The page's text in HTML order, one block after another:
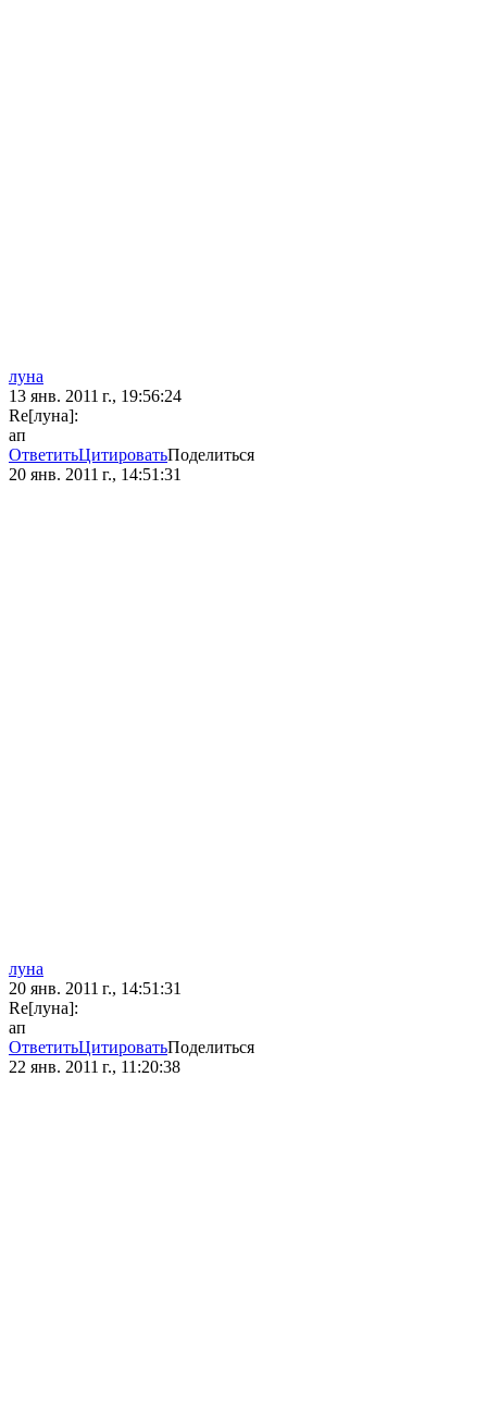
луна
13 янв. 2011 г., 19:56:24
Re[луна]:
ап
ОтветитьЦитироватьПоделиться
20 янв. 2011 г., 14:51:31
луна
20 янв. 2011 г., 14:51:31
Re[луна]:
ап
ОтветитьЦитироватьПоделиться
22 янв. 2011 г., 11:20:38